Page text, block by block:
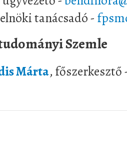
tanácsadó -
Szemle
Márta, főszerkesztő